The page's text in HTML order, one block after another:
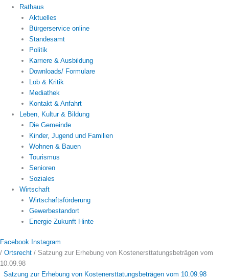
Rathaus
Aktuelles
Bürgerservice online
Standesamt
Politik
Karriere & Ausbildung
Downloads/ Formulare
Lob & Kritik
Mediathek
Kontakt & Anfahrt
Leben, Kultur & Bildung
Die Gemeinde
Kinder, Jugend und Familien
Wohnen & Bauen
Tourismus
Senioren
Soziales
Wirtschaft
Wirtschaftsförderung
Gewerbestandort
Energie Zukunft Hinte
Facebook Instagram
/ Ortsrecht / Satzung zur Erhebung von Kostenersttatungsbeträgen vom
10.09.98
Satzung zur Erhebung von Kostenersttatungsbeträgen vom 10.09.98